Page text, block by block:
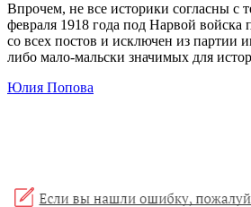
Впрочем, не все историки согласны с
февраля 1918 года под Нарвой
со всех постов и исключен из партии
либо мало-мальски значимых для
Юлия Попова